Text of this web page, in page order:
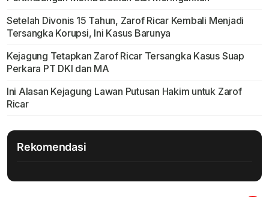
Setelah Divonis 15 Tahun, Zarof Ricar Kembali Menjadi
Tersangka Korupsi, Ini Kasus Barunya
Kejagung Tetapkan Zarof Ricar Tersangka Kasus Suap
Perkara PT DKI dan MA
Ini Alasan Kejagung Lawan Putusan Hakim untuk Zarof
Ricar
Rekomendasi